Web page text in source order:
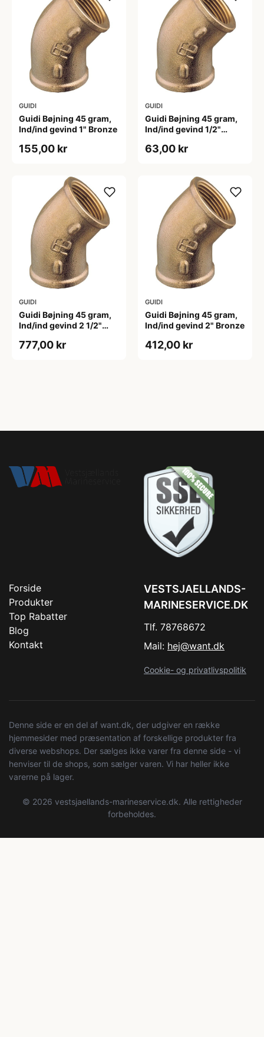
GUIDI
Guidi Bøjning 45 gram,
Ind/ind gevind 1" Bronze
155,00 kr
GUIDI
Guidi Bøjning 45 gram,
Ind/ind gevind 1/2"
63,00 kr
GUIDI
Guidi Bøjning 45 gram,
Ind/ind gevind 2 1/2"
777,00 kr
GUIDI
Guidi Bøjning 45 gram,
Ind/ind gevind 2" Bronze
412,00 kr
Forside
Produkter
Top Rabatter
Blog
Kontakt
VESTSJAELLANDS-
MARINESERVICE.DK
Tlf. 78768672
Mail: hej@want.dk
Cookie- og privatlivspolitik
Denne side er en del af want.dk, der udgiver en række
hjemmesider med præsentation af forskellige produkter fra
diverse webshops. Der sælges ikke varer fra denne side - vi
henviser til de shops, som sælger varen. Vi har heller ikke
varerne på lager.
© 2026 vestsjaellands-marineservice.dk. Alle rettigheder
forbeholdes.